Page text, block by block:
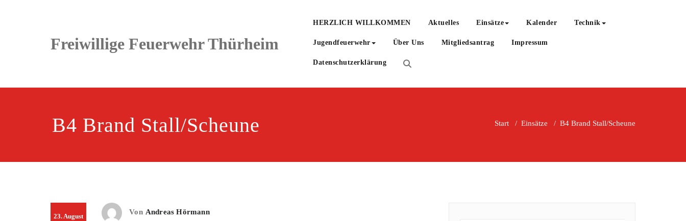
Freiwillige Feuerwehr Thürheim
HERZLICH WILLKOMMEN Aktuelles Einsätze Kalender Technik
Jugendfeuerwehr Über Uns Mitgliedsantrag Impressum
Datenschutzerklärung
B4 Brand Stall/Scheune Start / Einsätze / B4 Brand Stall/Scheune
23. August
Von Andreas Hörmann